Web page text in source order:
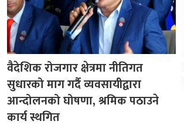
वैदेशिक रोजगार क्षेत्रमा नीतिगत
सुधारको माग गर्दै व्यवसायीद्वारा
आन्दोलनको घोषणा, श्रमिक पठाउने
कार्य स्थगित